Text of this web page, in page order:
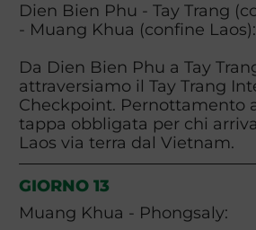
Dien Bien Phu - Tay Trang
- Muang Khua (confine Laos):
Da Dien Bien Phu a Tay
attraversiamo il Tay Trang
Checkpoint. Pernottamento
tappa obbligata per chi
Laos via terra dal Vietnam.
GIORNO 13
Muang Khua - Phongsaly: